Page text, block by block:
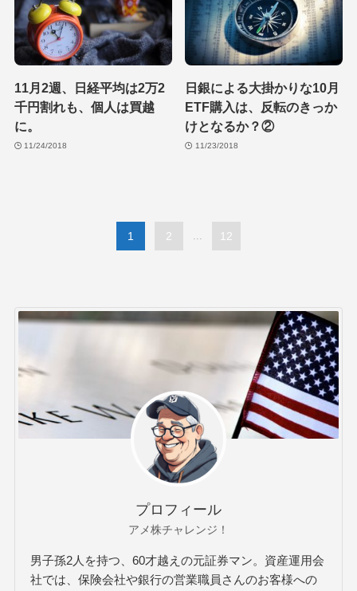
11月2週、日経平均は2万2
千円割れも、個人は買越
に。
11/24/2018
日銀による大掛かりな10月
ETF購入は、反転のきっか
けとなるか？②
11/23/2018
1 2 ... 12
プロフィール
アメ株チャレンジ！
男子孫2人を持つ、60才越えの元証券マン。資産運用会
社では、保険会社や銀行の営業職員さんのお客様への